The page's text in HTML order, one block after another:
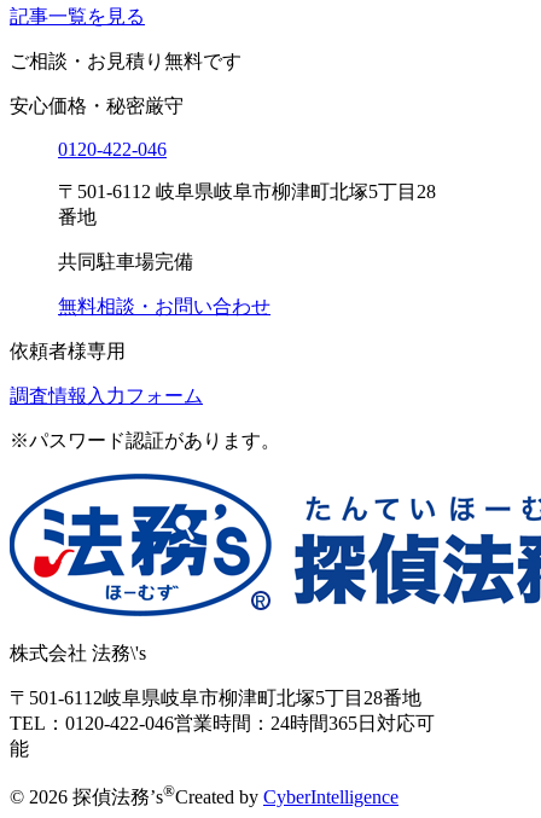
記事一覧を見る
ご相談・お見積り 無料です
安心価格・秘密厳守
0120-422-046
〒501-6112 岐阜県岐阜市柳津町北塚5丁目28
番地
共同駐車場完備
無料相談・お問い合わせ
依頼者様専用
調査情報入力フォーム
※パスワード認証があります。
株式会社 法務\'s
〒501-6112岐阜県岐阜市柳津町北塚5丁目28番地
TEL：0120-422-046営業時間：24時間365日対応可
能
© 2026 探偵法務’s®Created by CyberIntelligence